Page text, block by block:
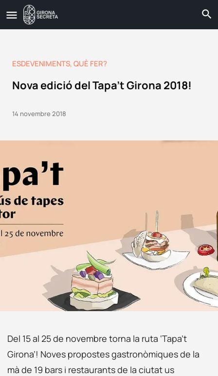
ESDEVENIMENTS,QUÈ FER?
Nova edició del Tapa’t Girona 2018!
14 novembre 2018
Del 15 al 25 de novembre torna la ruta ‘Tapa’t
Girona’! Noves propostes gastronòmiques de la
mà de 19 bars i restaurants de la ciutat us